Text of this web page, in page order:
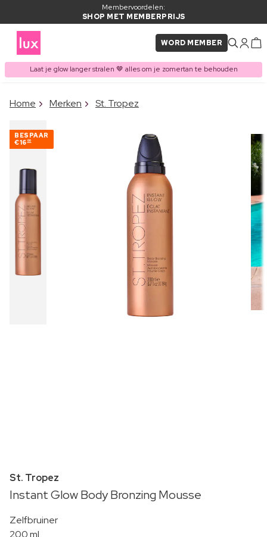
Membervoordelen:
SHOP MET MEMBERPRIJS
WORD MEMBER
Laat je glow langer stralen 🤎 alles om je zomertan te behouden
ITEM TOEGEVOEGD AAN
Vaak samen gekocht met
Home Merken St. Tropez
BESPAAR
€16 00
St. Tropez
Instant Glow Body Bronzing Mousse
Zelfbruiner
200 ml